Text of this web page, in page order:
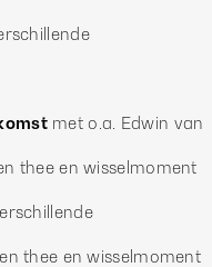
met o.a. Edwin van
thee en wisselmoment
thee en wisselmoment